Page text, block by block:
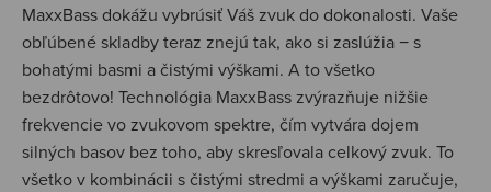
MaxxBass dokážu vybrúsiť Váš zvuk do dokonalosti. Vaše
obľúbené skladby teraz znejú tak, ako si zaslúžia − s
bohatými basmi a čistými výškami. A to všetko
bezdrôtovo! Technológia MaxxBass zvýrazňuje nižšie
frekvencie vo zvukovom spektre, čím vytvára dojem
silných basov bez toho, aby skresľovala celkový zvuk. To
všetko v kombinácii s čistými stredmi a výškami zaručuje,